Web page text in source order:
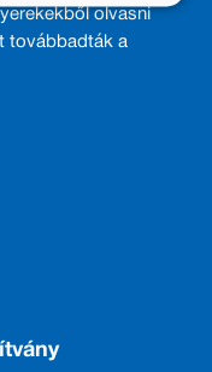
olvasni
továbbadták a